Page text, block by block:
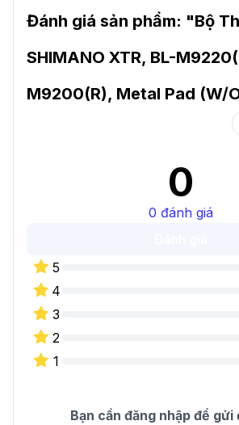
Đánh giá sản phẩm: "Bộ
SHIMANO XTR, BL-
M9200(R), Metal Pad (W/
0
0 đánh giá
5
4
3
2
1
Bạn cần đăng nhập để gửi